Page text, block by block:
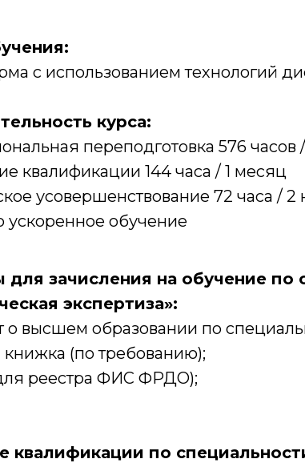
с использованием технологий
курса:
переподготовка 576 часов
квалификации 144 часа / 1 месяц
усовершенствование 72 часа / 2
обучение
зачисления на обучение по
экспертиза»:
высшем образовании по
(по требованию);
реестра ФИС ФРДО);
квалификации по